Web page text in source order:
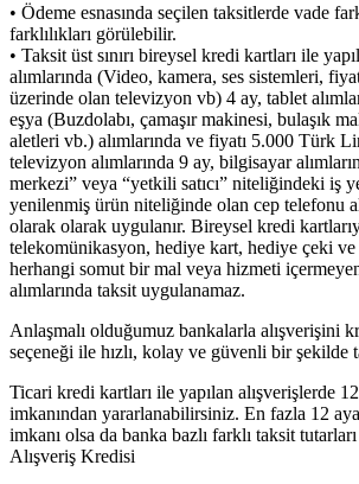
• Ödeme esnasında seçilen taksitlerde vade
farklılıkları görülebilir.
• Taksit üst sınırı bireysel kredi kartları ile
alımlarında (Video, kamera, ses sistemleri,
üzerinde olan televizyon vb) 4 ay, tablet
eşya (Buzdolabı, çamaşır makinesi, bulaşık
aletleri vb.) alımlarında ve fiyatı 5.000 Türk
televizyon alımlarında 9 ay, bilgisayar
merkezi” veya “yetkili satıcı” niteliğindeki iş
yenilenmiş ürün niteliğinde olan cep telefonu
olarak olarak uygulanır. Bireysel kredi
telekomünikasyon, hediye kart, hediye çeki
herhangi somut bir mal veya hizmeti
alımlarında taksit uygulanamaz.
Anlaşmalı olduğumuz bankalarla alışverişini
seçeneği ile hızlı, kolay ve güvenli bir şekilde
Ticari kredi kartları ile yapılan alışverişlerde
imkanından yararlanabilirsiniz. En fazla 12
imkanı olsa da banka bazlı farklı taksit
Alışveriş Kredisi